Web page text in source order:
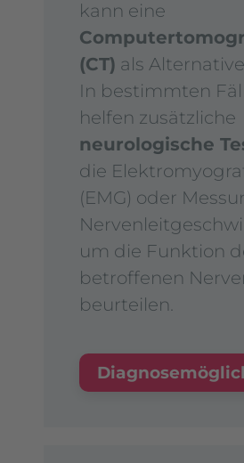
kann eine
(CT) als
In bestimmten
helfen zusätzliche
neurologische
die
(EMG) oder
um die Funktion
betroffenen
beurteilen.